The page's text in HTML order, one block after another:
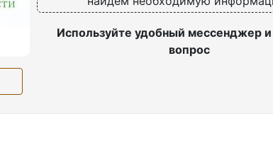
Используйте удобный мессенджер и
вопрос